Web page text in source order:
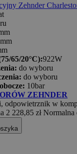
Zehnder
65/20°C):922W
do wyboru
do wyboru
10bar
ZEHNDER
odpowietrznik w
2 228,85 zł Normalna